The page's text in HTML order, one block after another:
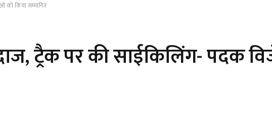
को किया सम्मानित
ट्रैक पर की साईकिलिंग- पदक